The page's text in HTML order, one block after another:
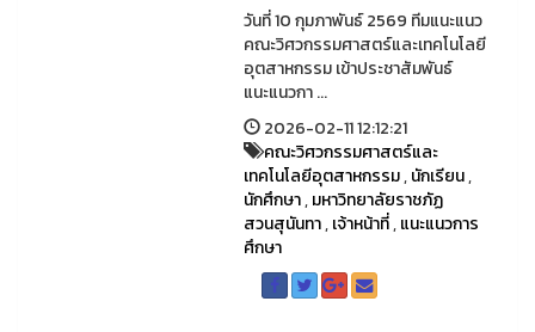
วันที่ 10 กุมภาพันธ์ 2569 ทีมแนะแนว
คณะวิศวกรรมศาสตร์และเทคโนโลยี
อุตสาหกรรม เข้าประชาสัมพันธ์
แนะแนวกา ...
2026-02-11 12:12:21
คณะวิศวกรรมศาสตร์และ
เทคโนโลยีอุตสาหกรรม,นักเรียน,
นักศึกษา,มหาวิทยาลัยราชภัฏ
สวนสุนันทา,เจ้าหน้าที่,แนะแนวการ
ศึกษา